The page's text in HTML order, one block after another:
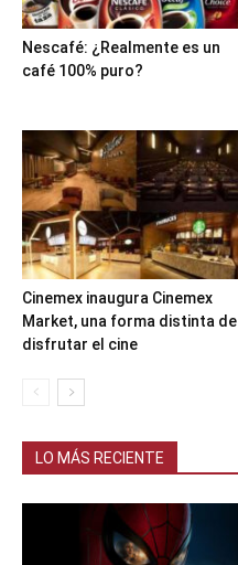
Nescafé: ¿Realmente es un
café 100% puro?
Cinemex inaugura Cinemex
Market, una forma distinta de
disfrutar el cine
LO MÁS RECIENTE